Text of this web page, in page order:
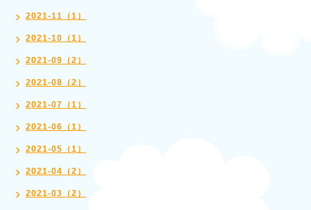
2021-11（1）
2021-10（1）
2021-09（2）
2021-08（2）
2021-07（1）
2021-06（1）
2021-05（1）
2021-04（2）
2021-03（2）